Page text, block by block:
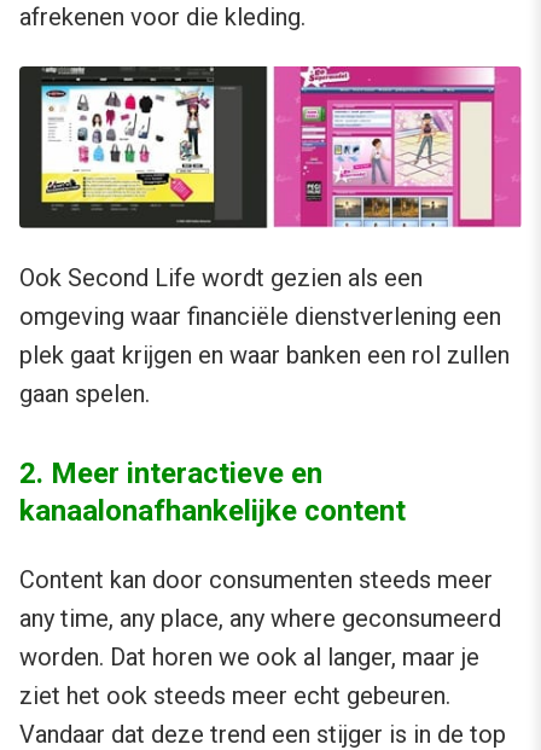
afrekenen voor die kleding.
Ook Second Life wordt gezien als een
omgeving waar financiële dienstverlening een
plek gaat krijgen en waar banken een rol zullen
gaan spelen.
2. Meer interactieve en
kanaalonafhankelijke content
Content kan door consumenten steeds meer
any time, any place, any where geconsumeerd
worden. Dat horen we ook al langer, maar je
ziet het ook steeds meer echt gebeuren.
Vandaar dat deze trend een stijger is in de top